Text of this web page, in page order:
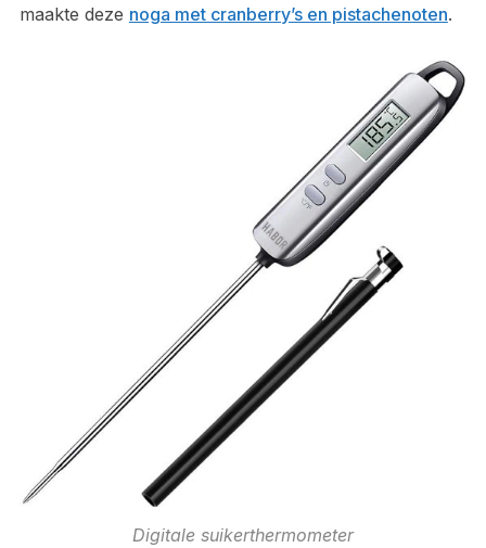
maakte deze noga met cranberry’s en pistachenoten.
Digitale suikerthermometer